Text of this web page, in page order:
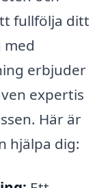
fullfölja ditt
erbjuder
expertis
Här är
hjälpa dig: